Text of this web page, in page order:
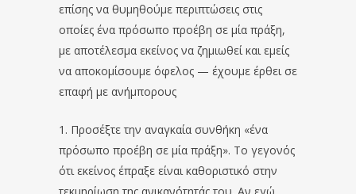
επίσης να θυμηθούμε περιπτώσεις στις
οποίες ένα πρόσωπο προέβη σε μία πράξη,
με αποτέλεσμα εκείνος να ζημιωθεί και εμείς
να αποκομίσουμε όφελος — έχουμε έρθει σε
επαφή με ανήμπορους
1. Προσέξτε την αναγκαία συνθήκη «ένα
πρόσωπο προέβη σε μία πράξη». Το γεγονός
ότι εκείνος έπραξε είναι καθοριστικό στην